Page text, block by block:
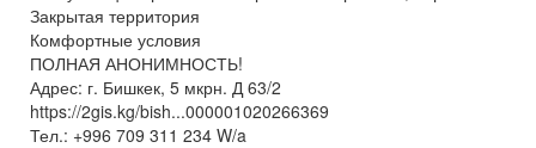
Закрытая территория
Комфортные условия
ПОЛНАЯ АНОНИМНОСТЬ!
Адрес: г. Бишкек, 5 мкрн. Д 63/2
https://2gis.kg/bish...000001020266369
Тел.: +996 709 311 234 W/a